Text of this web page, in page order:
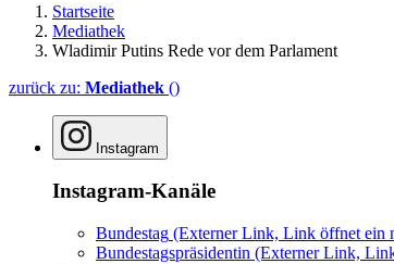
Startseite
Mediathek
Wladimir Putins Rede vor dem Parlament
zurück zu: Mediathek ()
Instagram
Instagram-Kanäle
Bundestag (Externer Link, Link öffnet ein
Bundestagspräsidentin (Externer Link,